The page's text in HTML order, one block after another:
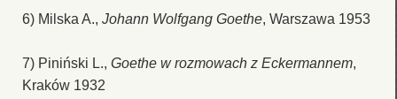
6) Milska A., Johann Wolfgang Goethe, Warszawa 1953
7) Piniński L., Goethe w rozmowach z Eckermannem,
Kraków 1932